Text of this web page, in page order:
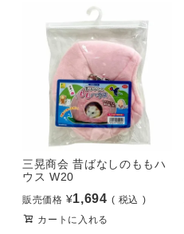
三晃商会 昔ばなしのももハ
ウス W20
販売価格 ¥1,694
税込
カートに入れる